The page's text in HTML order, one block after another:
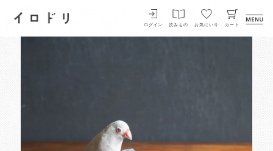
イロドリ
ログイン 読みもの お気にいり カート